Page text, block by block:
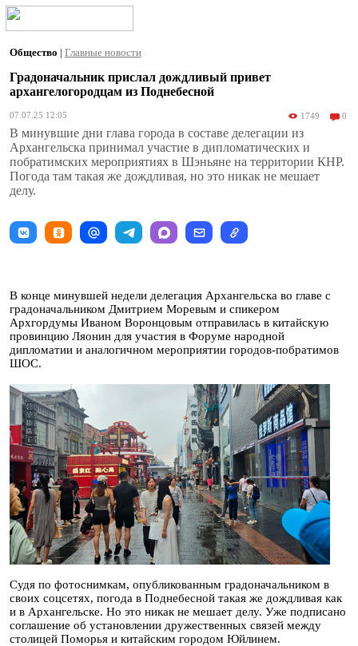
Общество | Главные новости
Градоначальник прислал дождливый привет
архангелогородцам из Поднебесной
07.07.25 12:05 1749 0
В минувшие дни глава города в составе делегации из
Архангельска принимал участие в дипломатических и
побратимских мероприятиях в Шэньяне на территории КНР.
Погода там такая же дождливая, но это никак не мешает
делу.
В конце минувшей недели делегация Архангельска во главе с
градоначальником Дмитрием Моревым и спикером
Архгордумы Иваном Воронцовым отправилась в китайскую
провинцию Ляонин для участия в Форуме народной
дипломатии и аналогичном мероприятии городов-побратимов
ШОС.
Судя по фотоснимкам, опубликованным градоначальником в
своих соцсетях, погода в Поднебесной такая же дождливая как
и в Архангельске. Но это никак не мешает делу. Уже подписано
соглашение об установлении дружественных связей между
столицей Поморья и китайским городом Юйлинем.